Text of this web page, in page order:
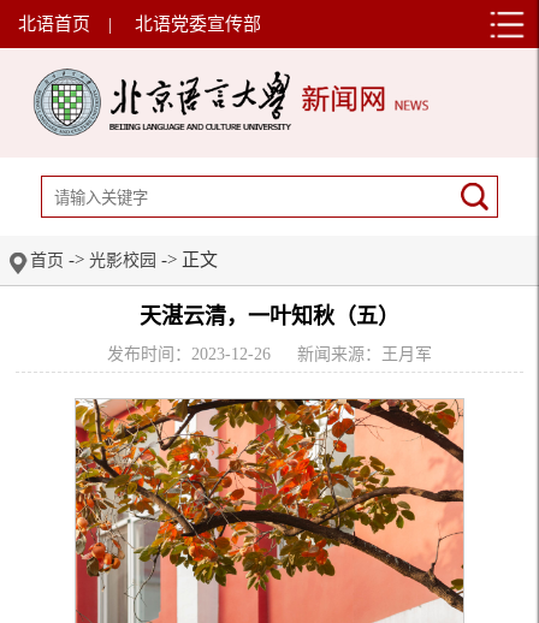
北语首页 | 北语党委宣传部
首页 -> 光影校园 -> 正文
天湛云清，一叶知秋（五）
发布时间：2023-12-26 新闻来源：王月军